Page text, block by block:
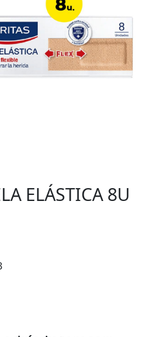
ELÁSTICA 8U